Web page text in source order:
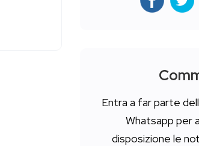
Entra a far parte
Whatsapp per
disposizione le